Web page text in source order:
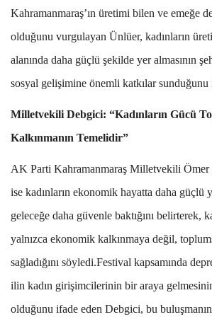
Kahramanmaraş’ın üretimi bilen ve emeğe
olduğunu vurgulayan Ünlüer, kadınların
alanında daha güçlü şekilde yer almasının
sosyal gelişimine önemli katkılar sunduğunu
Milletvekili Debgici: “Kadınların Gücü
Kalkınmanın Temelidir”
AK Parti Kahramanmaraş Milletvekili
ise kadınların ekonomik hayatta daha güçlü
geleceğe daha güvenle baktığını belirterek,
yalnızca ekonomik kalkınmaya değil,
sağladığını söyledi.Festival kapsamında
ilin kadın girişimcilerinin bir araya
olduğunu ifade eden Debgici, bu buluşmanın